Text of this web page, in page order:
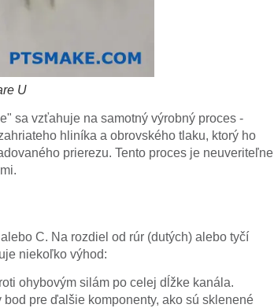
U
sa vzťahuje na samotný výrobný proces -
hliníka a obrovského tlaku, ktorý ho
prierezu. Tento proces je neuveriteľne
C. Na rozdiel od rúr (dutých) alebo tyčí
niekoľko výhod:
ohybovým silám po celej dĺžke kanála.
pre ďalšie komponenty, ako sú sklenené